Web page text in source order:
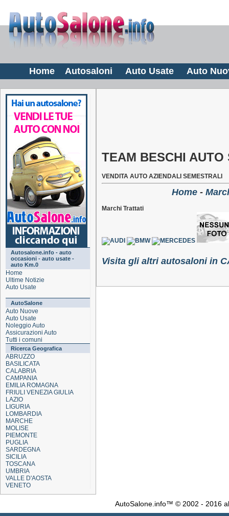
Home Autosaloni Auto Usate Auto
Autosalone.info - auto
occasioni - auto usate -
auto Km.0
Home
Ultime Notizie
Auto Usate
AutoSalone
Auto Nuove
Auto Usate
Noleggio Auto
Assicurazioni Auto
Tutti i comuni
Ricerca Geografica
ABRUZZO
BASILICATA
CALABRIA
CAMPANIA
EMILIA ROMAGNA
FRIULI VENEZIA GIULIA
LAZIO
LIGURIA
LOMBARDIA
MARCHE
MOLISE
PIEMONTE
PUGLIA
SARDEGNA
SICILIA
TOSCANA
UMBRIA
VALLE D'AOSTA
VENETO
TEAM BESCHI
VENDITA AUTO AZIENDALI SEMESTRALI
Home -
Marchi Trattati
Visita gli altri autosaloni in
AutoSalone.info™ © 2002 - 2016